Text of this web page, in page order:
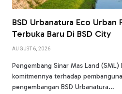
BSD Urbanatura Eco Urban
Terbuka Baru Di BSD City
AUGUST 6, 2026
Pengembang Sinar Mas Land (SML)
komitmennya terhadap
pengembangan BSD Urbanatura…